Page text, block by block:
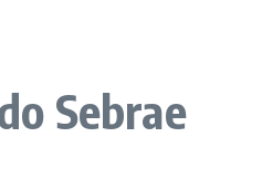
Sebrae